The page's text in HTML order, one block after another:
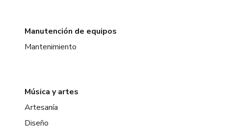
Manutención de equipos
Mantenimiento
Música y artes
Artesanía
Diseño